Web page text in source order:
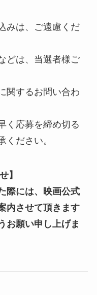
みは、ご遠慮くだ
どは、当選者様ご
関するお問い合わ
く応募を締め切る
ください。
】
際には、映画公式
内させて頂きます
お願い申し上げま